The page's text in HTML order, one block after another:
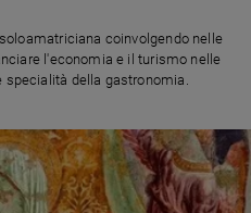
coinvolgendo nelle
l'economia e il turismo nelle
specialità della gastronomia.